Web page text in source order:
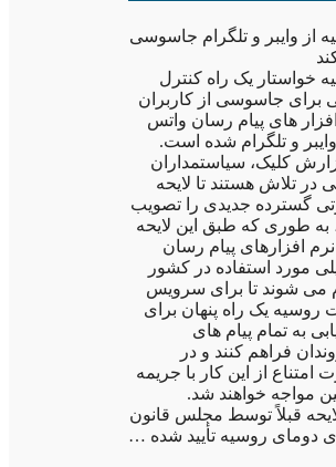
از وایبر و تلگرام جاسوسی
خواستار یک راه کنترل
برای جاسوسی از کاربران
های پیام رسان واتس
و تلگرام شده است.
کلیک، سیاستمداران
در تلاش هستند تا لایحه
گسترده جدیدی را تصویب
به طوری که طبق این لایحه
افزارهای پیام رسان
مورد استفاده در کشور
می شوند تا برای سرویس
روسیه یک راه پنهان برای
به تمام پیام های
فراهم کنند و در
امتناع از این کار با جریمه
مواجه خواهند شد.
قبلاً توسط مجلس قانون
دومای روسیه تأیید شده …